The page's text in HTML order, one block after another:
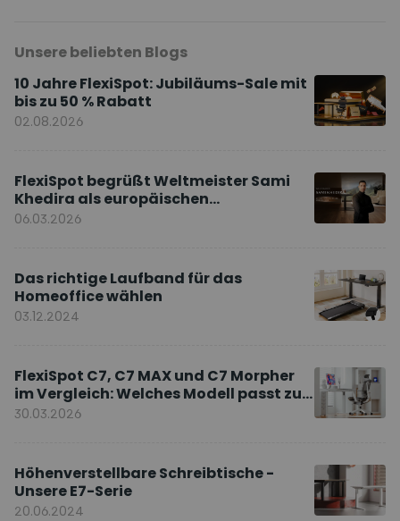
Unsere beliebten Blogs
10 Jahre FlexiSpot: Jubiläums-Sale mit
bis zu 50 % Rabatt
02.08.2026
FlexiSpot begrüßt Weltmeister Sami
Khedira als europäischen
Markenbotschafter
06.03.2026
Das richtige Laufband für das
Homeoffice wählen
03.12.2024
FlexiSpot C7, C7 MAX und C7 Morpher
im Vergleich: Welches Modell passt zu
Ihnen?
30.03.2026
Höhenverstellbare Schreibtische -
Unsere E7-Serie
20.06.2024